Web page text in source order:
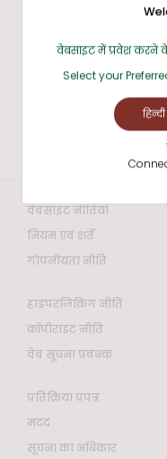
वेबसाइट नीतियाँ
नियम एवं शर्तें
गोपनीयता नीति
हाइपरलिंकिंग नीति
कॉपीराइट नीति
वेब सूचना प्रबंधक
प्रतिक्रिया प्रपत्र
मदद
सूचना का अधिकार
वेबसाइट में प्रवेश करने
Select your
हिन्दी